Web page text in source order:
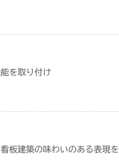
能を取り付け
板建築の味わいのある表現を